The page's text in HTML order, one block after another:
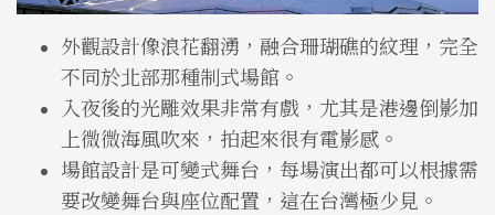
外觀設計像浪花翻湧，融合珊瑚礁的紋理，完全
不同於北部那種制式場館。
入夜後的光雕效果非常有戲，尤其是港邊倒影加
上微微海風吹來，拍起來很有電影感。
場館設計是可變式舞台，每場演出都可以根據需
要改變舞台與座位配置，這在台灣極少見。